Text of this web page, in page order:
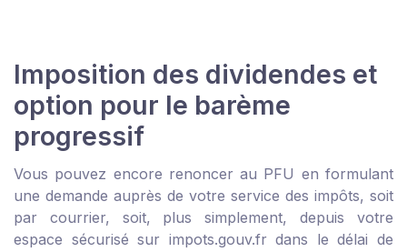
Imposition des dividendes et
option pour le barème
progressif
Vous pouvez encore renoncer au PFU en formulant
une demande auprès de votre service des impôts, soit
par courrier, soit, plus simplement, depuis votre
espace sécurisé sur impots.gouv.fr dans le délai de